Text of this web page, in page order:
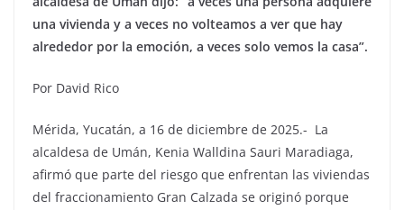
una vivienda y a veces no volteamos a ver que hay
alrededor por la emoción, a veces solo vemos la casa”.
Por David Rico
Mérida, Yucatán, a 16 de diciembre de 2025.- La
alcaldesa de Umán, Kenia Walldina Sauri Maradiaga,
afirmó que parte del riesgo que enfrentan las viviendas
del fraccionamiento Gran Calzada se originó porque